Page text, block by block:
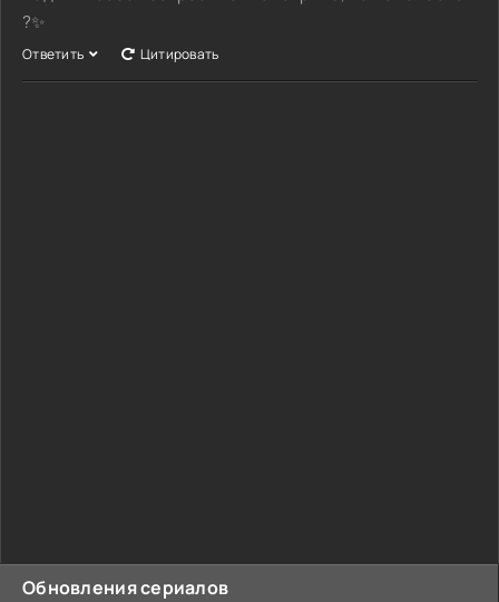
?✨
Ответить Цитировать
Обновления сериалов